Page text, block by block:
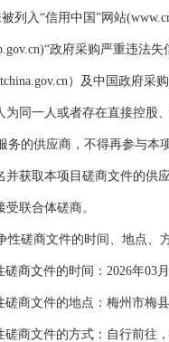
列入“信用中国”网站
“政府采购严重违法失
）及中国政府采
为同一人或者存在直接控股
务的供应商，不得再参与本
并获取本项目磋商文件的供
受联合体磋商。
性磋商文件的时间、地点、
磋商文件的时间： 2026年03月
磋商文件的地点： 梅州市梅
磋商文件的方式：自行前往，